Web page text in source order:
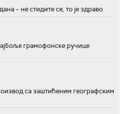
– не стидите се, то је здраво
грамофонске ручице
са заштићеним географским